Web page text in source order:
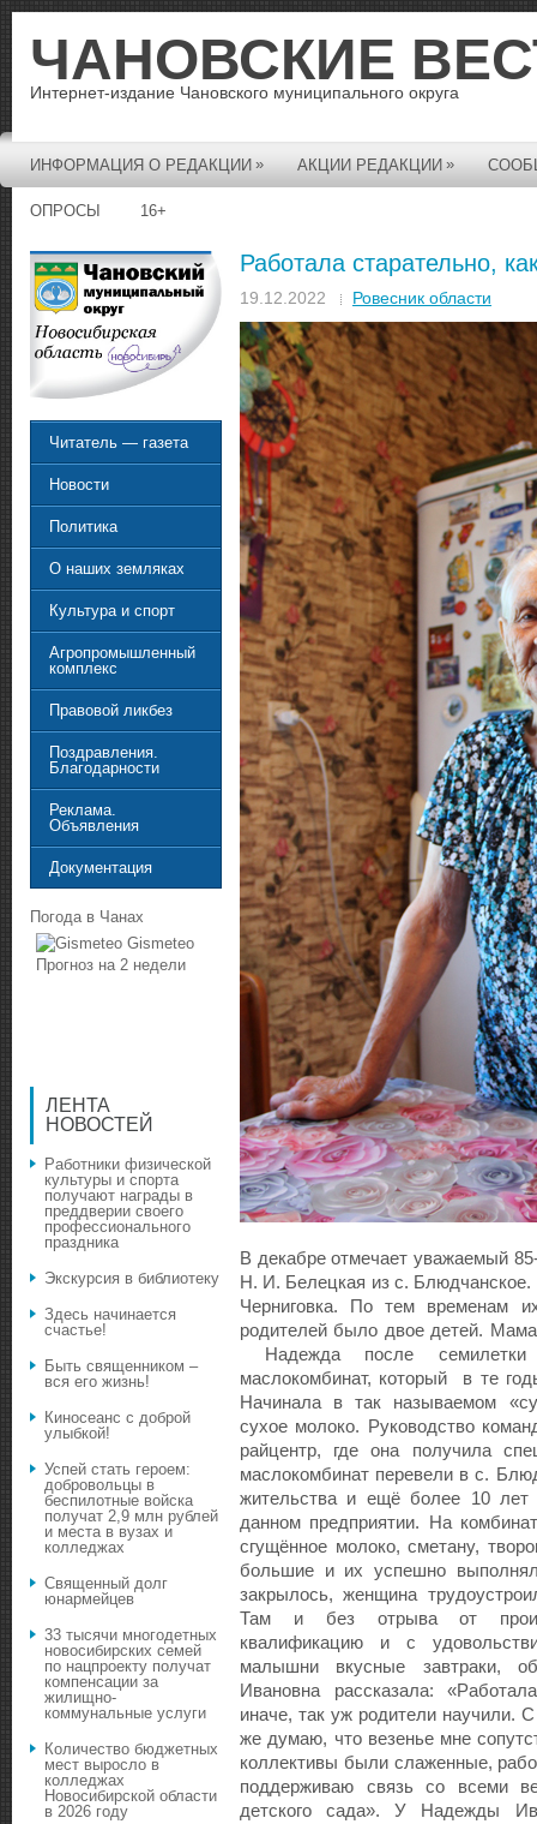
ЧАНОВСКИЕ
Интернет-издание Чановского муниципального округа
ИНФОРМАЦИЯ О РЕДАКЦИИ » АКЦИИ РЕДАКЦИИ »
ОПРОСЫ 16+
Работала старательно,
19.12.2022 Ровесник области
В декабре отмечает уважаемый
Н. И. Белецкая из с.
Черниговка. По тем временам
родителей было двое детей.
Надежда после семилетки
маслокомбинат, который в те
Начинала в так называемом
сухое молоко. Руководство
райцентр, где она получила
маслокомбинат перевели в с.
жительства и ещё более 10 лет
данном предприятии. На
сгущённое молоко, сметану,
большие и их успешно
закрылось, женщина
Там и без отрыва от
квалификацию и с
малышни вкусные завтраки,
Ивановна рассказала:
иначе, так уж родители научили.
же думаю, что везенье мне
коллективы были слаженные,
поддерживаю связь со всеми
детского сада». У Надежды
Читатель — газета
Новости
Политика
О наших земляках
Культура и спорт
Агропромышленный
комплекс
Правовой ликбез
Поздравления.
Благодарности
Реклама.
Объявления
Документация
Погода в Чанах
Gismeteo
Прогноз на 2 недели
ЛЕНТА
НОВОСТЕЙ
Работники физической
культуры и спорта
получают награды в
преддверии своего
профессионального
праздника
Экскурсия в библиотеку
Здесь начинается
счастье!
Быть священником –
вся его жизнь!
Киносеанс с доброй
улыбкой!
Успей стать героем:
добровольцы в
беспилотные войска
получат 2,9 млн рублей
и места в вузах и
колледжах
Священный долг
юнармейцев
33 тысячи многодетных
новосибирских семей
по нацпроекту получат
компенсации за
жилищно-
коммунальные услуги
Количество бюджетных
мест выросло в
колледжах
Новосибирской области
в 2026 году